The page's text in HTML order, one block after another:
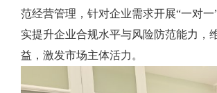
范经营管理，针对企业需求开展“一对一
实提升企业合规水平与风险防范能力，
益，激发市场主体活力。